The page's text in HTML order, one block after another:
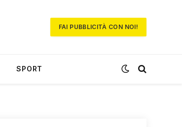
FAI PUBBLICITÀ CON NOI!
SPORT